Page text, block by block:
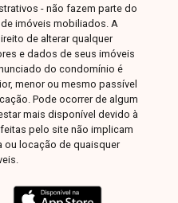
- não fazem parte do
imóveis mobiliados. A
de alterar qualquer
e dados de seus imóveis
do condomínio é
menor ou mesmo passível
Pode ocorrer de algum
mais disponível devido à
pelo site não implicam
ou locação de quaisquer